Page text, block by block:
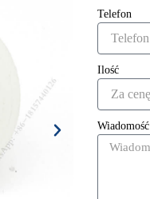
Telefon
Ilość
Wiadomość